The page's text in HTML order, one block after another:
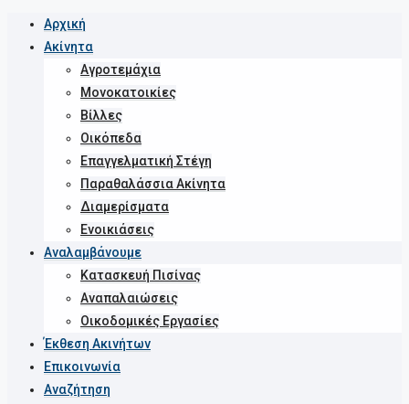
Αρχική
Ακίνητα
Αγροτεμάχια
Μονοκατοικίες
Βίλλες
Οικόπεδα
Επαγγελματική Στέγη
Παραθαλάσσια Ακίνητα
Διαμερίσματα
Ενοικιάσεις
Αναλαμβάνουμε
Κατασκευή Πισίνας
Αναπαλαιώσεις
Οικοδομικές Εργασίες
Έκθεση Ακινήτων
Επικοινωνία
Αναζήτηση